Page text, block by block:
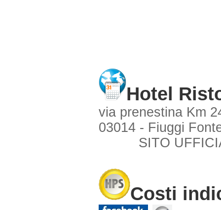
Hotel
via prenestina Km
03014 - Fiuggi
SITO
Costi